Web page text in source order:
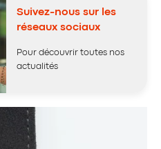
Suivez-nous sur les
réseaux sociaux
Pour découvrir toutes nos
actualités